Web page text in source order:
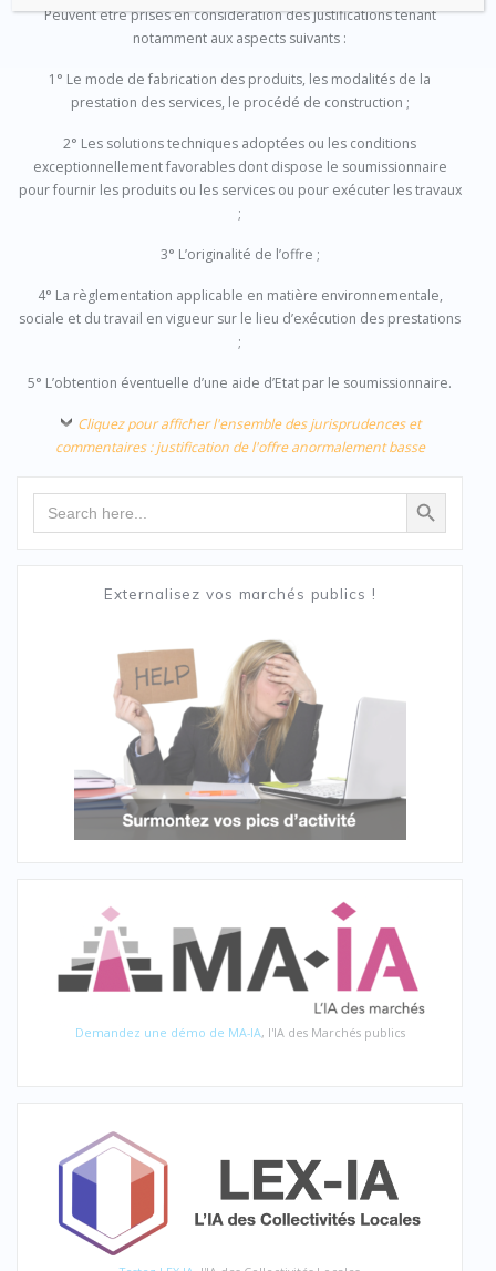
Peuvent être prises en considération des justifications tenant
notamment aux aspects suivants :
1° Le mode de fabrication des produits, les modalités de la
prestation des services, le procédé de construction ;
2° Les solutions techniques adoptées ou les conditions
exceptionnellement favorables dont dispose le soumissionnaire
pour fournir les produits ou les services ou pour exécuter les travaux
;
3° L’originalité de l’offre ;
4° La règlementation applicable en matière environnementale,
sociale et du travail en vigueur sur le lieu d’exécution des prestations
;
5° L’obtention éventuelle d’une aide d’Etat par le soumissionnaire.
Cliquez pour afficher l'ensemble des jurisprudences et
commentaires : justification de l'offre anormalement basse
Search Search Button
Externalisez vos marchés publics !
Demandez une démo de MA-IA, l'IA des Marchés publics